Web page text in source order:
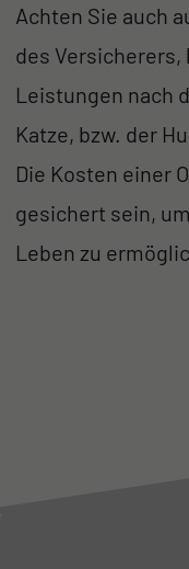
Achten Sie auch
des
Leistungen nach
Katze, bzw. der
Die Kosten einer
gesichert sein,
Leben zu